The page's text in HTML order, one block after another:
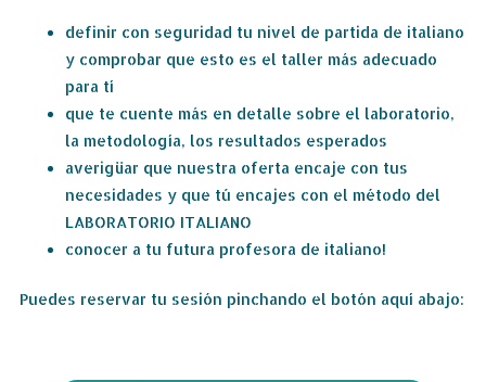
definir con seguridad tu nivel de partida de italiano
y comprobar que esto es el taller más adecuado
para tí
que te cuente más en detalle sobre el laboratorio,
la metodología, los resultados esperados
averigüar que nuestra oferta encaje con tus
necesidades y que tú encajes con el método del
LABORATORIO ITALIANO
conocer a tu futura profesora de italiano!
Puedes reservar tu sesión pinchando el botón aquí abajo: